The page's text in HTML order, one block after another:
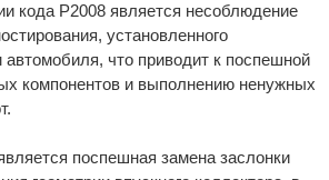
кода P2008 является несоблюдение
установленного
автомобиля, что приводит к поспешной
компонентов и выполнению ненужных
поспешная замена заслонки